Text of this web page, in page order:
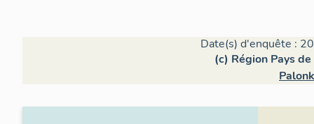
Date(s) d'enquête :
(c) Région Pays